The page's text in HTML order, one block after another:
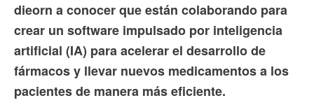
dieorn a conocer que están colaborando para
crear un software impulsado por inteligencia
artificial (IA) para acelerar el desarrollo de
fármacos y llevar nuevos medicamentos a los
pacientes de manera más eficiente.